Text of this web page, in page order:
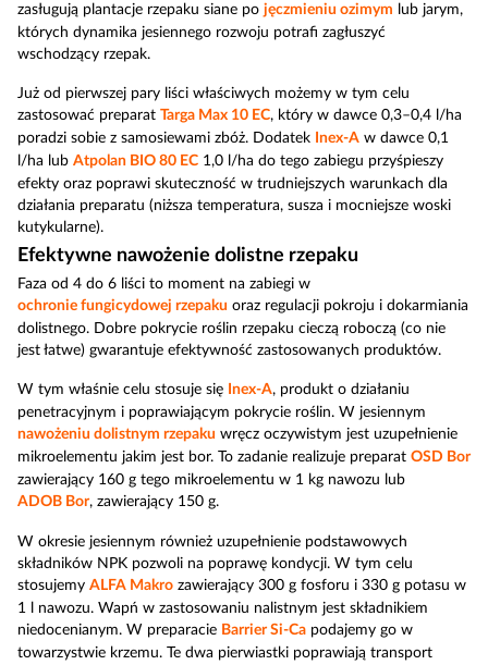
zasługują plantacje rzepaku siane po jęczmieniu ozimym lub jarym,
których dynamika jesiennego rozwoju potrafi zagłuszyć
wschodzący rzepak.
Już od pierwszej pary liści właściwych możemy w tym celu
zastosować preparat Targa Max 10 EC, który w dawce 0,3–0,4 l/ha
poradzi sobie z samosiewami zbóż. Dodatek Inex-A w dawce 0,1
l/ha lub Atpolan BIO 80 EC 1,0 l/ha do tego zabiegu przyśpieszy
efekty oraz poprawi skuteczność w trudniejszych warunkach dla
działania preparatu (niższa temperatura, susza i mocniejsze woski
kutykularne).
Efektywne nawożenie dolistne rzepaku
Faza od 4 do 6 liści to moment na zabiegi w
ochronie fungicydowej rzepaku oraz regulacji pokroju i dokarmiania
dolistnego. Dobre pokrycie roślin rzepaku cieczą roboczą (co nie
jest łatwe) gwarantuje efektywność zastosowanych produktów.
W tym właśnie celu stosuje się Inex-A, produkt o działaniu
penetracyjnym i poprawiającym pokrycie roślin. W jesiennym
nawożeniu dolistnym rzepaku wręcz oczywistym jest uzupełnienie
mikroelementu jakim jest bor. To zadanie realizuje preparat OSD Bor
zawierający 160 g tego mikroelementu w 1 kg nawozu lub
ADOB Bor, zawierający 150 g.
W okresie jesiennym również uzupełnienie podstawowych
składników NPK pozwoli na poprawę kondycji. W tym celu
stosujemy ALFA Makro zawierający 300 g fosforu i 330 g potasu w
1 l nawozu. Wapń w zastosowaniu nalistnym jest składnikiem
niedocenianym. W preparacie Barrier Si-Ca podajemy go w
towarzystwie krzemu. Te dwa pierwiastki poprawiają transport